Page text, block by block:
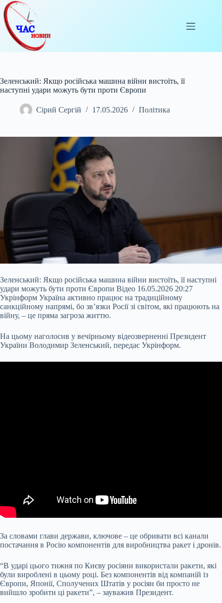
Перейти
до
вмісту
Зеленський: Якщо російська машина війни вистоїть, її
наступні удари можуть бути проти Європи
Сірий Сергій 17.05.2026 Політика
Зеленський: Якщо російська машина війни вистоїть, її наступні
удари можуть бути проти Європи Відео 16.05.2026 20:27
Укрінформ Україна активно працює на традиційному
санкційному напрямі, бо звʼязки Росії зі світом, які працюють на
війну, – це пряма загроза життю.
На цьому наголосив у вечірньому відеозверненні Президент
України Володимир Зеленський, передає Укрінформ.
За словами глави держави, ключове – це обривати всі канали
постачання в Росію компонентів для виробництва ракет і дронів.
“В ударі цього тижня по Києву росіяни використали ракети, які
були вироблені в цьому році. Без компонентів від компаній із
Європи, Японії, Сполучених Штатів у росіян би просто не
вийшло зробити ці ракети”, – зауважив Президент.